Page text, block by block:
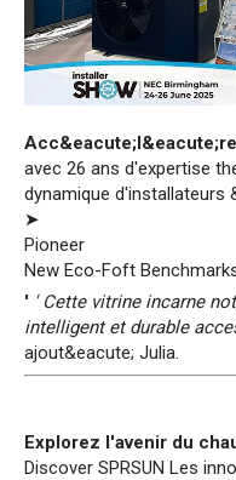
avec 26 ans d'expertise
dynamique d'installateurs
➤
Pioneer
New Eco-Foft
' ' Cette vitrine incarne
intelligent et durable
ajout&eacute; Julia.
Explorez l'avenir du
Discover SPRSUN Les